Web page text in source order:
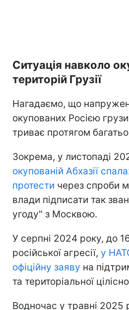
Ситуація навколо
територій Грузії
Нагадаємо, що
окупованих Росією
триває протягом
Зокрема, у листопаді
окупованій Абхазії
протести через спроби
влади підписати так
угоду" з Москвою.
У серпні 2024 року, до
російської агресії, у
офіційну заяву на
та територіальної
Водночас у травні 2025